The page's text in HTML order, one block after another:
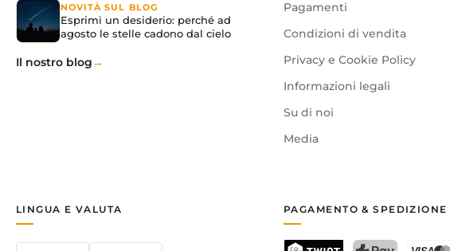
NOVITÀ SUL BLOG
Esprimi un desiderio: perché ad
agosto le stelle cadono dal cielo
Il nostro blog
Pagamenti
Condizioni di vendita
Privacy e Cookie Policy
Informazioni legali
Su di noi
Media
PAGAMENTO & SPEDIZIONE
LINGUA E VALUTA